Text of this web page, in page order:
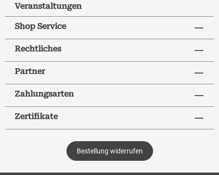
Veranstaltungen
Shop Service
Rechtliches
Partner
Zahlungsarten
Zertifikate
Bestellung widerrufen